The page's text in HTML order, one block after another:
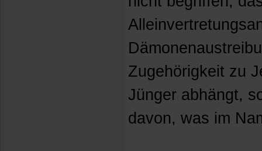
Zugehörigkeit zu
Jünger abhängt,
davon, was im